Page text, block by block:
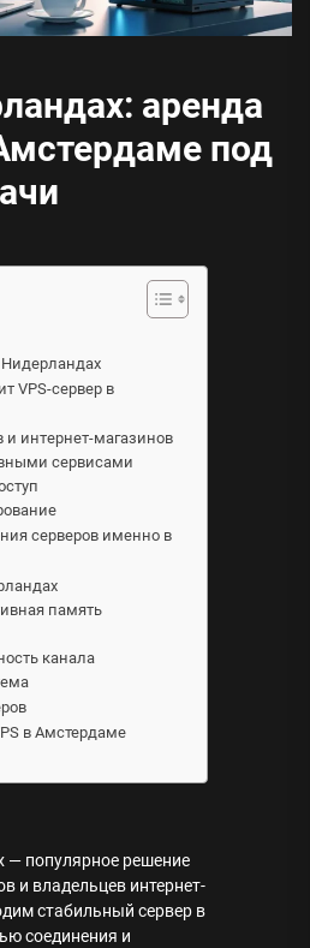
аренда
под
VPS-сервер в
интернет-магазинов
сервисами
серверов именно в
память
канала
в Амстердаме
— популярное решение
и владельцев интернет-
стабильный сервер в
соединения и